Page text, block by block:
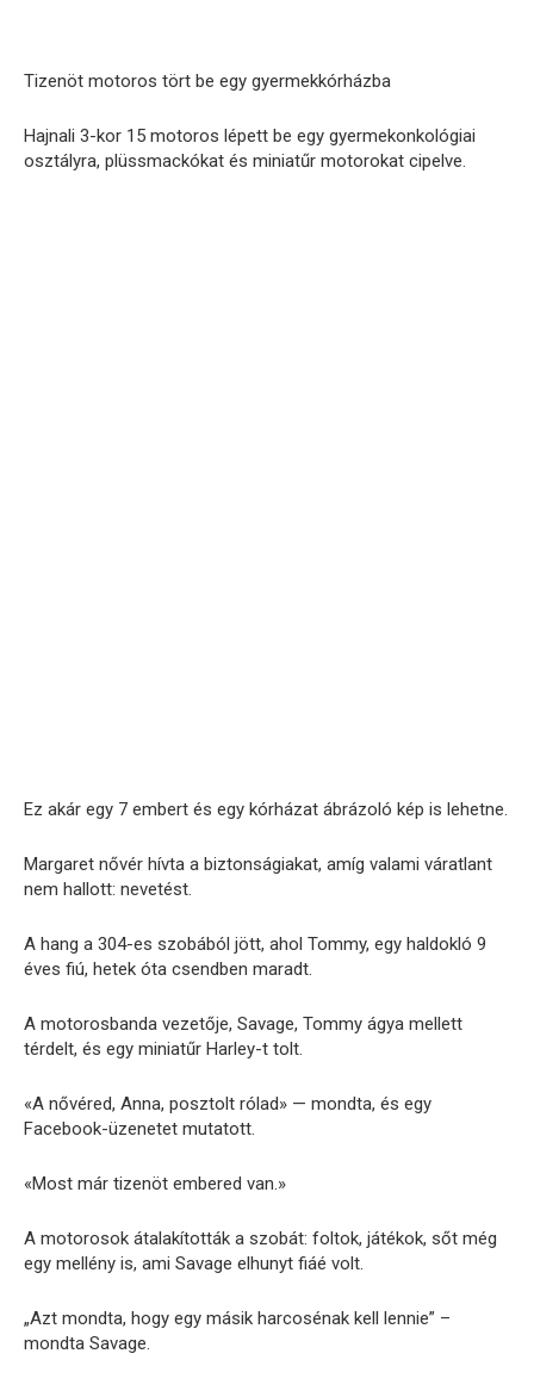
Tizenöt motoros tört be egy gyermekkórházba
Hajnali 3-kor 15 motoros lépett be egy gyermekonkológiai
osztályra, plüssmackókat és miniatűr motorokat cipelve.
Ez akár egy 7 embert és egy kórházat ábrázoló kép is lehetne.
Margaret nővér hívta a biztonságiakat, amíg valami váratlant
nem hallott: nevetést.
A hang a 304-es szobából jött, ahol Tommy, egy haldokló 9
éves fiú, hetek óta csendben maradt.
A motorosbanda vezetője, Savage, Tommy ágya mellett
térdelt, és egy miniatűr Harley-t tolt.
«A nővéred, Anna, posztolt rólad» — mondta, és egy
Facebook-üzenetet mutatott.
«Most már tizenöt embered van.»
A motorosok átalakították a szobát: foltok, játékok, sőt még
egy mellény is, ami Savage elhunyt fiáé volt.
„Azt mondta, hogy egy másik harcosénak kell lennie” –
mondta Savage.